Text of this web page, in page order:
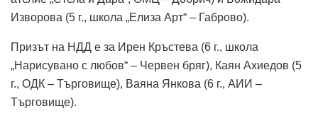
Изворова (5 г., школа „Елиза Арт“ – Габрово).
Призът на НДД е за Ирен Кръстева (6 г., школа
„Нарисувано с любов“ – Червен бряг), Каян Ахиедов (5
г., ОДК – Търговище), Ваяна Янкова (6 г., АИИ –
Търговище).